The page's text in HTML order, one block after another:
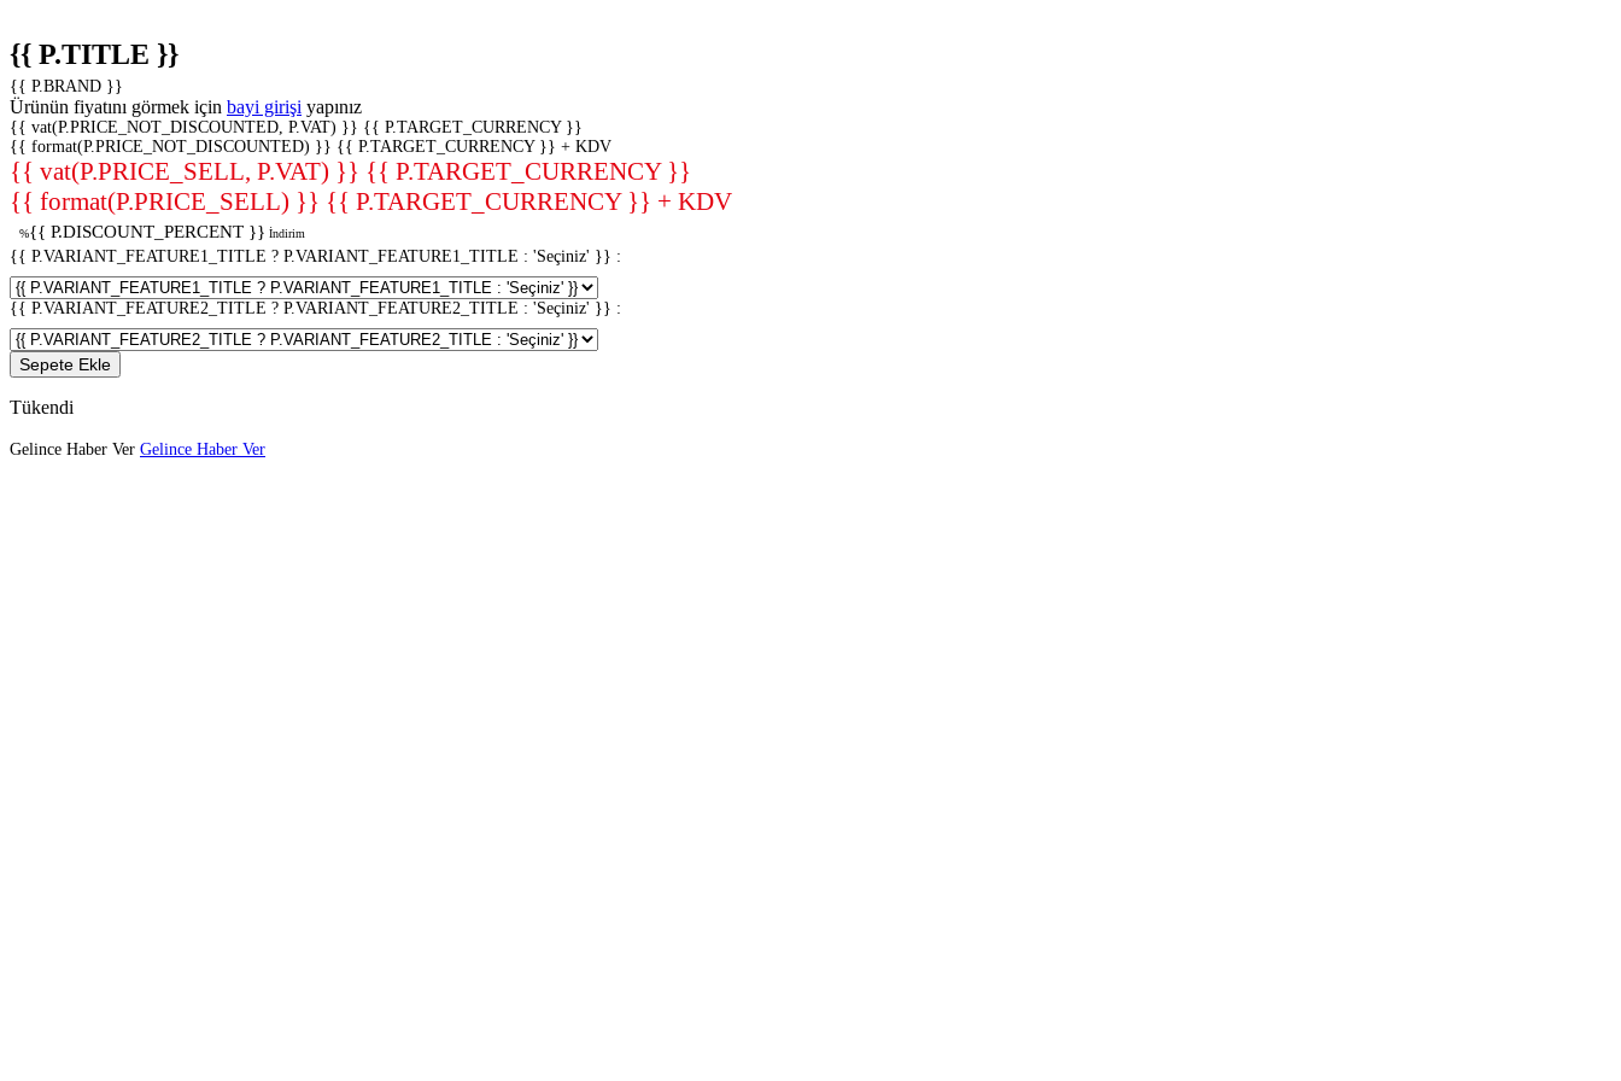
{{ P.TITLE }}
{{ P.BRAND }}
Ürünün fiyatını görmek için bayi girişi yapınız
{{ vat(P.PRICE_NOT_DISCOUNTED, P.VAT) }} {{ P.TARGET_CURRENCY }}
{{ format(P.PRICE_NOT_DISCOUNTED) }} {{ P.TARGET_CURRENCY }} + KDV
{{ vat(P.PRICE_SELL, P.VAT) }} {{ P.TARGET_CURRENCY }}
{{ format(P.PRICE_SELL) }} {{ P.TARGET_CURRENCY }} + KDV
%{{ P.DISCOUNT_PERCENT }} İndirim
{{ P.VARIANT_FEATURE1_TITLE ? P.VARIANT_FEATURE1_TITLE : 'Seçiniz' }} :
{{ P.VARIANT_FEATURE2_TITLE ? P.VARIANT_FEATURE2_TITLE : 'Seçiniz' }} :
Sepete Ekle
Tükendi
Gelince Haber Ver Gelince Haber Ver